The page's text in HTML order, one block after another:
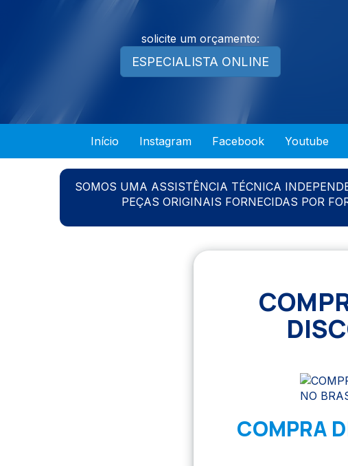
solicite um orçamento:
ESPECIALISTA ONLINE
Início Instagram Facebook Youtube
SOMOS UMA ASSISTÊNCIA TÉCNICA
PEÇAS ORIGINAIS FORNECIDAS POR
COMPRA